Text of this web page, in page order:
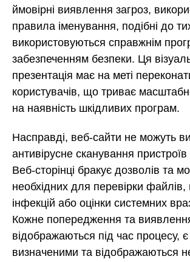
ймовірні виявлення загроз,
правила іменування, подібні до
використовуються справжнім
забезпеченням безпеки. Ця
презентація має на меті
користувачів, що триває
на наявність шкідливих програм.
Насправді, веб-сайти не можуть
антивірусне сканування пристроїв
Веб-сторінці бракує дозволів та
необхідних для перевірки
інфекцій або оцінки системних
Кожне попередження та
відображаються під час процесу, є
визначеними та відображаються